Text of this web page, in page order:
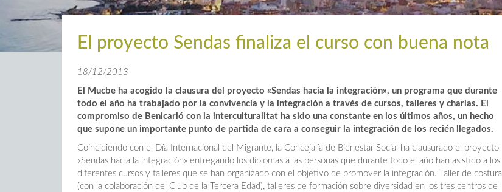
El proyecto Sendas finaliza el curso con buena nota
18/12/2013
El Mucbe ha acogido la clausura del proyecto «Sendas hacia la integración», un programa que durante
todo el año ha trabajado por la convivencia y la integración a través de cursos, talleres y charlas. El
compromiso de Benicarló con la interculturalitat ha sido una constante en los últimos años, un hecho
que supone un importante punto de partida de cara a conseguir la integración de los recién llegados.
Coincidiendo con el Día Internacional del Migrante, la Concejalía de Bienestar Social ha clausurado el proyecto
«Sendas hacia la integración» entregando los diplomas a las personas que durante todo el año han asistido a los
diferentes cursos y talleres que se han organizado con el objetivo de promover la integración. Taller de costura
(con la colaboración del Club de la Tercera Edad), talleres de formación sobre diversidad en los tres centros de